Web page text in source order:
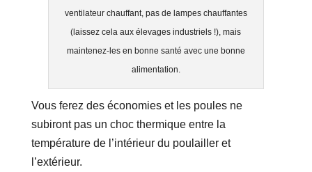
ventilateur chauffant, pas de lampes chauffantes
(laissez cela aux élevages industriels !), mais
maintenez-les en bonne santé avec une bonne
alimentation.
Vous ferez des économies et les poules ne
subiront pas un choc thermique entre la
température de l’intérieur du poulailler et
l’extérieur.